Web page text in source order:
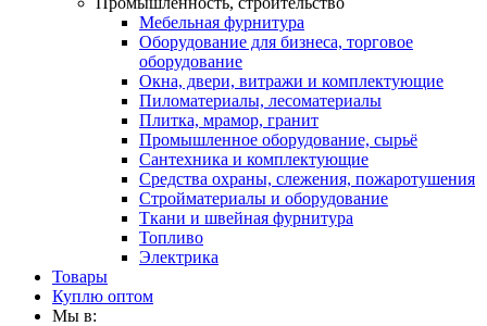
Мебельная фурнитура
Оборудование для бизнеса, торговое
оборудование
Окна, двери, витражи и комплектующие
Пиломатериалы, лесоматериалы
Плитка, мрамор, гранит
Промышленное оборудование, сырьё
Сантехника и комплектующие
Средства охраны, слежения, пожаротушения
Стройматериалы и оборудование
Ткани и швейная фурнитура
Топливо
Электрика
Товары
Куплю оптом
Мы в: